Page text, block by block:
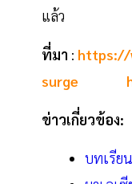
แล้ว
ที่มา : https://
surge
ข่าวเกี่ยวข้อง:
บทเรีย